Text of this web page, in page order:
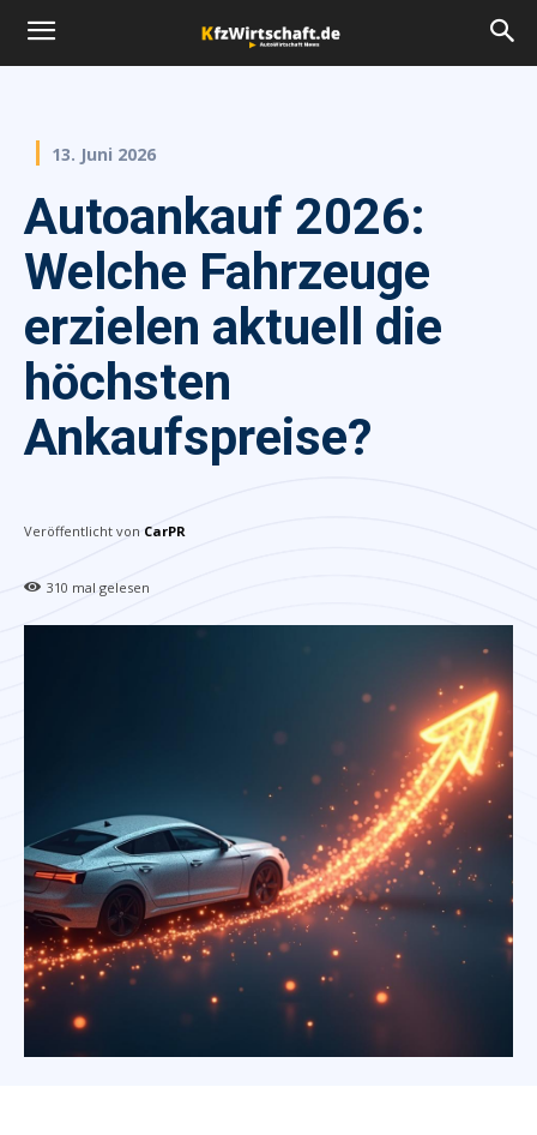
13. Juni 2026
Autoankauf 2026:
Welche Fahrzeuge
erzielen aktuell die
höchsten
Ankaufspreise?
Veröffentlicht von CarPR
310 mal gelesen